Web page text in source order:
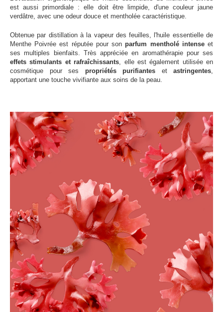
est aussi primordiale : elle doit être limpide, d'une couleur jaune
verdâtre, avec une odeur douce et mentholée caractéristique.
Obtenue par distillation à la vapeur des feuilles, l'huile essentielle de
Menthe Poivrée est réputée pour sonparfum mentholé intenseet
ses multiples bienfaits. Très appréciée en aromathérapie pour ses
effets stimulants et rafraîchissants, elle est également utilisée en
cosmétique pour ses propriétés purifiantes et astringentes,
apportant une touche vivifiante aux soins de la peau.